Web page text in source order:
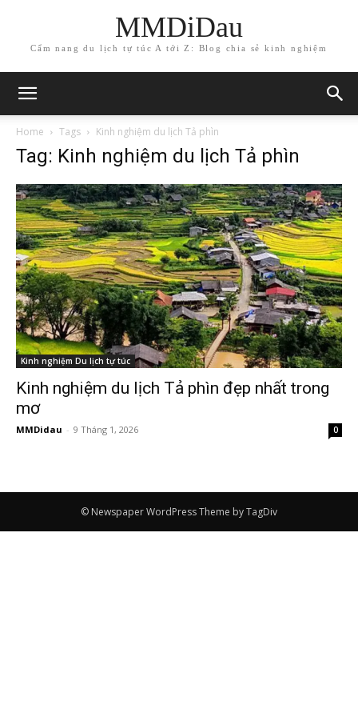
MMDiDau
Cẩm nang du lịch tự túc A tới Z: Blog chia sẻ kinh nghiệm
Home Tags Kinh nghiệm du lịch Tả phìn
Tag: Kinh nghiệm du lịch Tả phìn
Kinh nghiệm Du lịch tự túc
Kinh nghiệm du lịch Tả phìn đẹp nhất trong
mơ
MMDidau - 9 Tháng 1, 2026 0
© Newspaper WordPress Theme by TagDiv